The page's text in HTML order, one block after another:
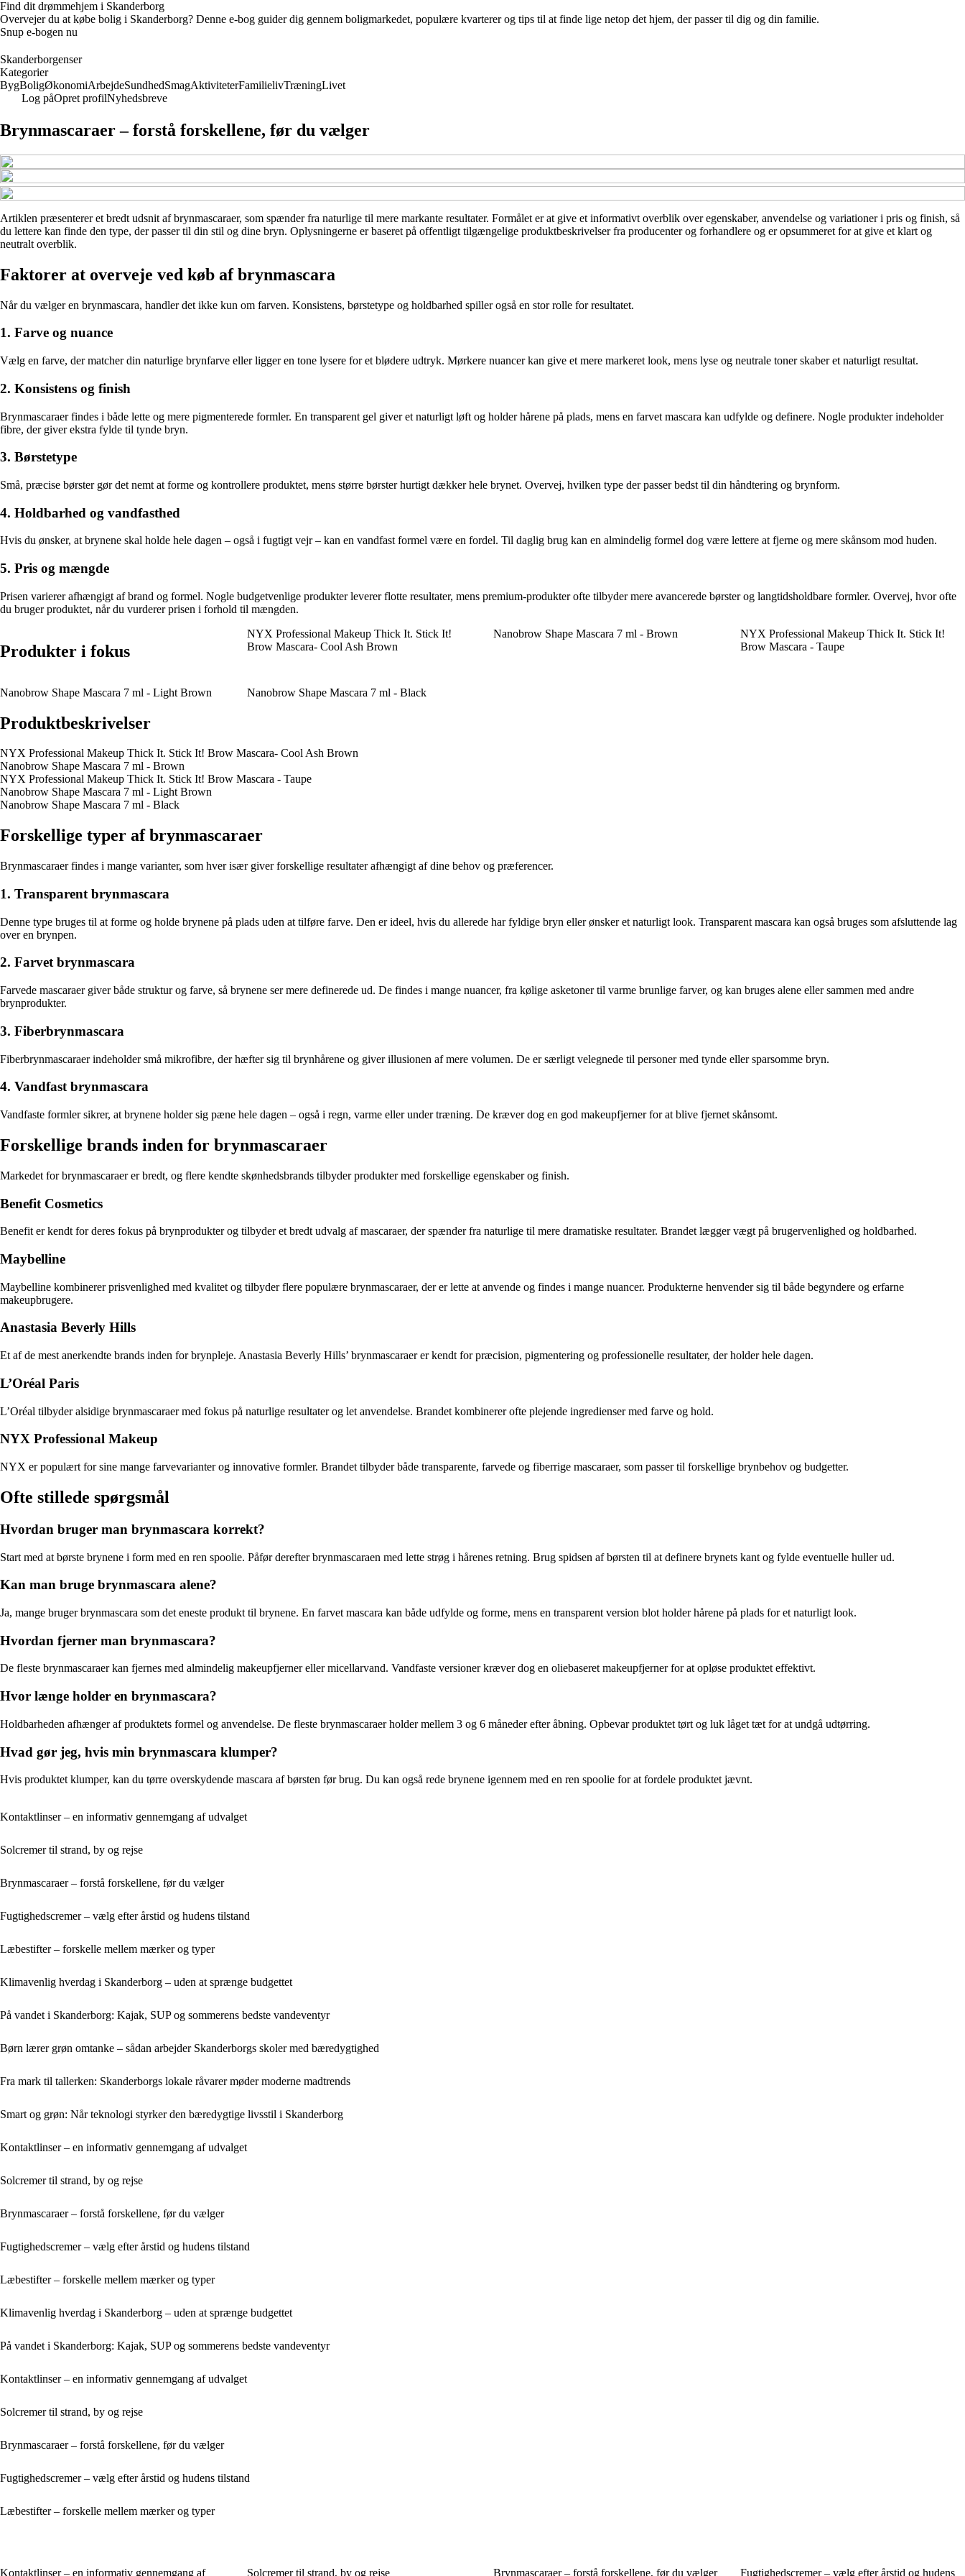
Find dit drømmehjem i Skanderborg
Overvejer du at købe bolig i Skanderborg? Denne e-bog guider dig gennem boligmarkedet, populære kvarterer og tips til at finde lige netop det hjem, der passer til dig og din familie.
Snup e-bogen nu
Skanderborgenser
Kategorier
BygBoligØkonomiArbejdeSundhedSmagAktiviteterFamilielivTræningLivet
Log påOpret profilNyhedsbreve
Brynmascaraer – forstå forskellene, før du vælger
Artiklen præsenterer et bredt udsnit af brynmascaraer, som spænder fra naturlige til mere markante resultater. Formålet er at give et informativt overblik over egenskaber, anvendelse og variationer i pris og finish, så
du lettere kan finde den type, der passer til din stil og dine bryn. Oplysningerne er baseret på offentligt tilgængelige produktbeskrivelser fra producenter og forhandlere og er opsummeret for at give et klart og
neutralt overblik.
Faktorer at overveje ved køb af brynmascara
Når du vælger en brynmascara, handler det ikke kun om farven. Konsistens, børstetype og holdbarhed spiller også en stor rolle for resultatet.
1. Farve og nuance
Vælg en farve, der matcher din naturlige brynfarve eller ligger en tone lysere for et blødere udtryk. Mørkere nuancer kan give et mere markeret look, mens lyse og neutrale toner skaber et naturligt resultat.
2. Konsistens og finish
Brynmascaraer findes i både lette og mere pigmenterede formler. En transparent gel giver et naturligt løft og holder hårene på plads, mens en farvet mascara kan udfylde og definere. Nogle produkter indeholder
fibre, der giver ekstra fylde til tynde bryn.
3. Børstetype
Små, præcise børster gør det nemt at forme og kontrollere produktet, mens større børster hurtigt dækker hele brynet. Overvej, hvilken type der passer bedst til din håndtering og brynform.
4. Holdbarhed og vandfasthed
Hvis du ønsker, at brynene skal holde hele dagen – også i fugtigt vejr – kan en vandfast formel være en fordel. Til daglig brug kan en almindelig formel dog være lettere at fjerne og mere skånsom mod huden.
5. Pris og mængde
Prisen varierer afhængigt af brand og formel. Nogle budgetvenlige produkter leverer flotte resultater, mens premium-produkter ofte tilbyder mere avancerede børster og langtidsholdbare formler. Overvej, hvor ofte
du bruger produktet, når du vurderer prisen i forhold til mængden.
Produkter i fokus
NYX Professional Makeup Thick It. Stick It!
Brow Mascara- Cool Ash Brown
Nanobrow Shape Mascara 7 ml - Brown
NYX Professional Makeup Thick It. Stick It!
Brow Mascara - Taupe
Nanobrow Shape Mascara 7 ml - Light Brown Nanobrow Shape Mascara 7 ml - Black
Produktbeskrivelser
NYX Professional Makeup Thick It. Stick It! Brow Mascara- Cool Ash Brown
Nanobrow Shape Mascara 7 ml - Brown
NYX Professional Makeup Thick It. Stick It! Brow Mascara - Taupe
Nanobrow Shape Mascara 7 ml - Light Brown
Nanobrow Shape Mascara 7 ml - Black
Forskellige typer af brynmascaraer
Brynmascaraer findes i mange varianter, som hver især giver forskellige resultater afhængigt af dine behov og præferencer.
1. Transparent brynmascara
Denne type bruges til at forme og holde brynene på plads uden at tilføre farve. Den er ideel, hvis du allerede har fyldige bryn eller ønsker et naturligt look. Transparent mascara kan også bruges som afsluttende lag
over en brynpen.
2. Farvet brynmascara
Farvede mascaraer giver både struktur og farve, så brynene ser mere definerede ud. De findes i mange nuancer, fra kølige asketoner til varme brunlige farver, og kan bruges alene eller sammen med andre
brynprodukter.
3. Fiberbrynmascara
Fiberbrynmascaraer indeholder små mikrofibre, der hæfter sig til brynhårene og giver illusionen af mere volumen. De er særligt velegnede til personer med tynde eller sparsomme bryn.
4. Vandfast brynmascara
Vandfaste formler sikrer, at brynene holder sig pæne hele dagen – også i regn, varme eller under træning. De kræver dog en god makeupfjerner for at blive fjernet skånsomt.
Forskellige brands inden for brynmascaraer
Markedet for brynmascaraer er bredt, og flere kendte skønhedsbrands tilbyder produkter med forskellige egenskaber og finish.
Benefit Cosmetics
Benefit er kendt for deres fokus på brynprodukter og tilbyder et bredt udvalg af mascaraer, der spænder fra naturlige til mere dramatiske resultater. Brandet lægger vægt på brugervenlighed og holdbarhed.
Maybelline
Maybelline kombinerer prisvenlighed med kvalitet og tilbyder flere populære brynmascaraer, der er lette at anvende og findes i mange nuancer. Produkterne henvender sig til både begyndere og erfarne
makeupbrugere.
Anastasia Beverly Hills
Et af de mest anerkendte brands inden for brynpleje. Anastasia Beverly Hills’ brynmascaraer er kendt for præcision, pigmentering og professionelle resultater, der holder hele dagen.
L’Oréal Paris
L’Oréal tilbyder alsidige brynmascaraer med fokus på naturlige resultater og let anvendelse. Brandet kombinerer ofte plejende ingredienser med farve og hold.
NYX Professional Makeup
NYX er populært for sine mange farvevarianter og innovative formler. Brandet tilbyder både transparente, farvede og fiberrige mascaraer, som passer til forskellige brynbehov og budgetter.
Ofte stillede spørgsmål
Hvordan bruger man brynmascara korrekt?
Start med at børste brynene i form med en ren spoolie. Påfør derefter brynmascaraen med lette strøg i hårenes retning. Brug spidsen af børsten til at definere brynets kant og fylde eventuelle huller ud.
Kan man bruge brynmascara alene?
Ja, mange bruger brynmascara som det eneste produkt til brynene. En farvet mascara kan både udfylde og forme, mens en transparent version blot holder hårene på plads for et naturligt look.
Hvordan fjerner man brynmascara?
De fleste brynmascaraer kan fjernes med almindelig makeupfjerner eller micellarvand. Vandfaste versioner kræver dog en oliebaseret makeupfjerner for at opløse produktet effektivt.
Hvor længe holder en brynmascara?
Holdbarheden afhænger af produktets formel og anvendelse. De fleste brynmascaraer holder mellem 3 og 6 måneder efter åbning. Opbevar produktet tørt og luk låget tæt for at undgå udtørring.
Hvad gør jeg, hvis min brynmascara klumper?
Hvis produktet klumper, kan du tørre overskydende mascara af børsten før brug. Du kan også rede brynene igennem med en ren spoolie for at fordele produktet jævnt.
Kontaktlinser – en informativ gennemgang af udvalget
Solcremer til strand, by og rejse
Brynmascaraer – forstå forskellene, før du vælger
Fugtighedscremer – vælg efter årstid og hudens tilstand
Læbestifter – forskelle mellem mærker og typer
Klimavenlig hverdag i Skanderborg – uden at sprænge budgettet
På vandet i Skanderborg: Kajak, SUP og sommerens bedste vandeventyr
Børn lærer grøn omtanke – sådan arbejder Skanderborgs skoler med bæredygtighed
Fra mark til tallerken: Skanderborgs lokale råvarer møder moderne madtrends
Smart og grøn: Når teknologi styrker den bæredygtige livsstil i Skanderborg
Kontaktlinser – en informativ gennemgang af udvalget
Solcremer til strand, by og rejse
Brynmascaraer – forstå forskellene, før du vælger
Fugtighedscremer – vælg efter årstid og hudens tilstand
Læbestifter – forskelle mellem mærker og typer
Klimavenlig hverdag i Skanderborg – uden at sprænge budgettet
På vandet i Skanderborg: Kajak, SUP og sommerens bedste vandeventyr
Kontaktlinser – en informativ gennemgang af udvalget
Solcremer til strand, by og rejse
Brynmascaraer – forstå forskellene, før du vælger
Fugtighedscremer – vælg efter årstid og hudens tilstand
Læbestifter – forskelle mellem mærker og typer
Kontaktlinser – en informativ gennemgang af Solcremer til strand, by og rejse Brynmascaraer – forstå forskellene, før du vælger Fugtighedscremer – vælg efter årstid og hudens